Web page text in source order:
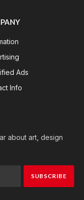
Ads
Info
about art, design